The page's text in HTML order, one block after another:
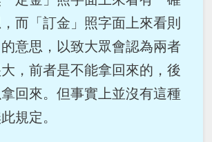
而「訂金」照字面上來看則
意思，以致大眾會認為兩者
，前者是不能拿回來的，後
回來。但事實上並沒有這種
規定。